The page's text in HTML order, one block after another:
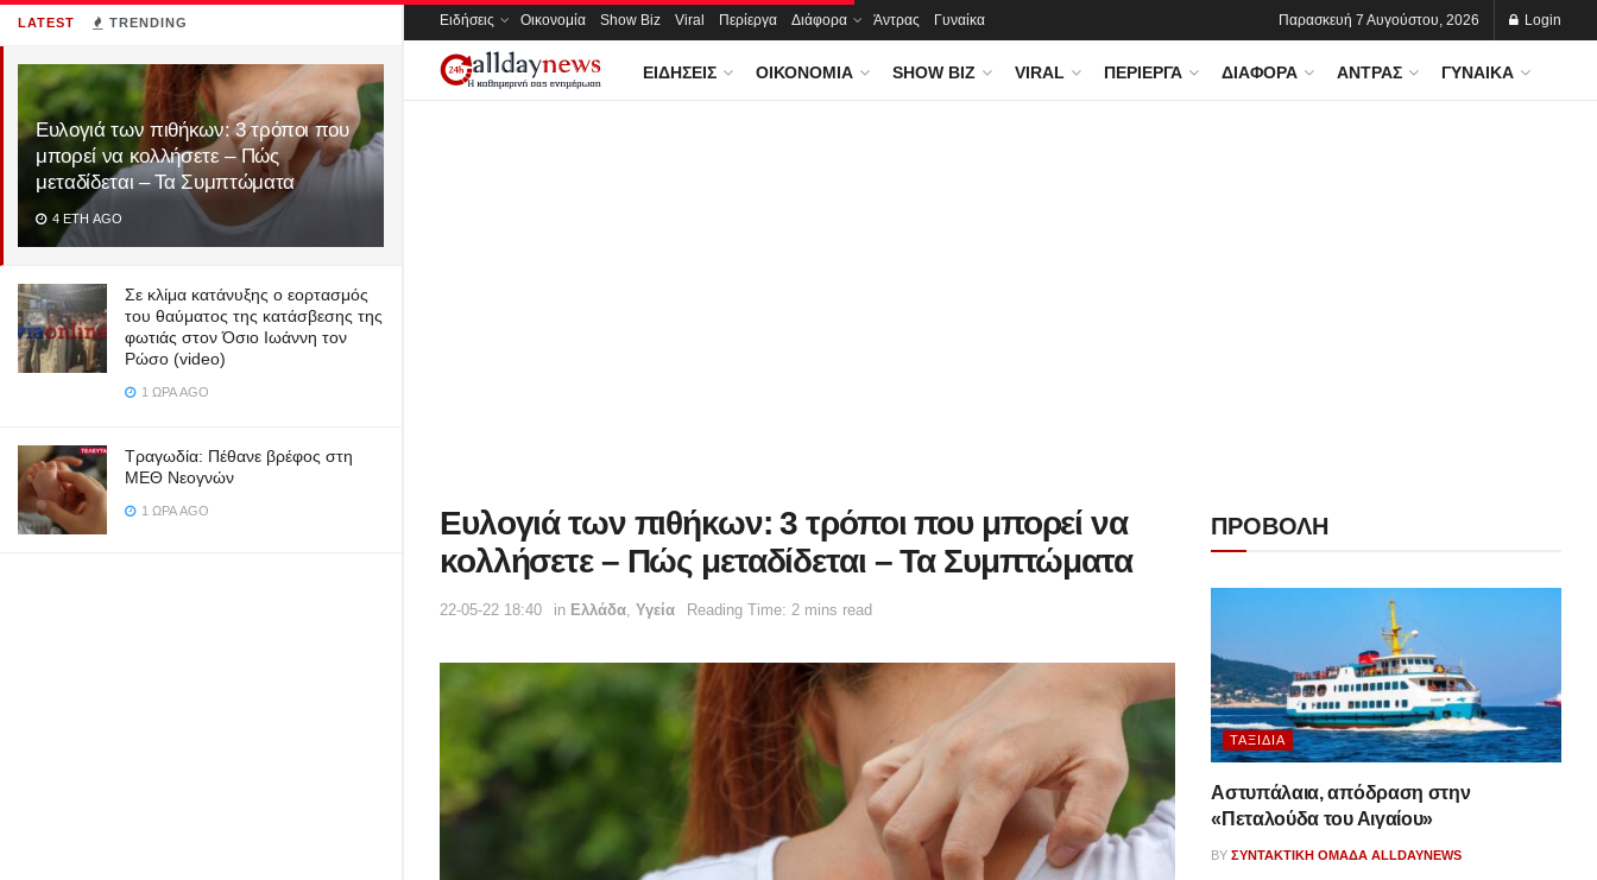
LATEST TRENDING
Ευλογιά των πιθήκων: 3 τρόποι που
μπορεί να κολλήσετε – Πώς
μεταδίδεται – Τα Συμπτώματα
4 ΈΤΗ AGO
Σε κλίμα κατάνυξης ο εορτασμός
του θαύματος της κατάσβεσης της
φωτιάς στον Όσιο Ιωάννη τον
Ρώσο (video)
1 ΏΡΑ AGO
Τραγωδία: Πέθανε βρέφος στη
ΜΕΘ Νεογνών
1 ΏΡΑ AGO
Ειδήσεις Οικονομία Show Biz Viral Περίεργα Διάφορα Άντρας Γυναίκα Παρασκευή 7 Αυγούστου, 2026 Login
ΕΙΔΉΣΕΙΣ ΟΙΚΟΝΟΜΊΑ SHOW BIZ VIRAL ΠΕΡΊΕΡΓΑ ΔΙΆΦΟΡΑ ΆΝΤΡΑΣ ΓΥΝΑΊΚΑ
Ευλογιά των πιθήκων: 3 τρόποι που μπορεί να
κολλήσετε – Πώς μεταδίδεται – Τα Συμπτώματα
22-05-22 18:40 in Ελλάδα, Υγεία Reading Time: 2 mins read
ΠΡΟΒΟΛΗ
ΤΑΞΊΔΙΑ
Αστυπάλαια, απόδραση στην
«Πεταλούδα του Αιγαίου»
BY ΣΥΝΤΑΚΤΙΚΉ ΟΜΆΔΑ ALLDAYNEWS